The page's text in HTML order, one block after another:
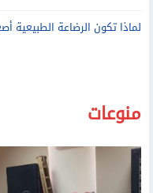
لماذا تكون الرضاعة الطبيعية
منوعات